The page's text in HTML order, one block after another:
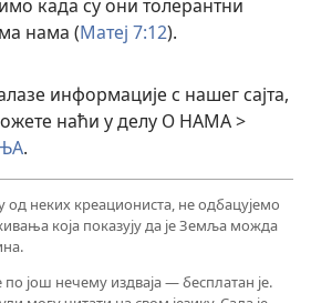
када су они толерантни
нама (Матеј 7:12).
информације с нашег сајта,
наћи у делу О НАМА >
.
од неких креациониста, не одбацујемо
која показују да је Земља можда
по још нечему издваја — бесплатан је.